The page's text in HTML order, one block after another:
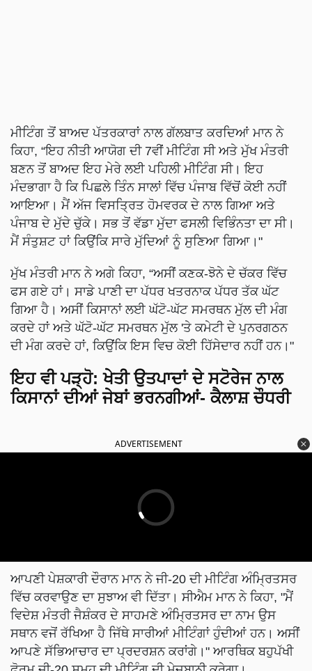
ਮੀਟਿੰਗ ਤੋਂ ਬਾਅਦ ਪੱਤਰਕਾਰਾਂ ਨਾਲ ਗੱਲਬਾਤ ਕਰਦਿਆਂ ਮਾਨ ਨੇ
ਕਿਹਾ, “ਇਹ ਨੀਤੀ ਆਯੋਗ ਦੀ 7ਵੀਂ ਮੀਟਿੰਗ ਸੀ ਅਤੇ ਮੁੱਖ ਮੰਤਰੀ
ਬਣਨ ਤੋਂ ਬਾਅਦ ਇਹ ਮੇਰੇ ਲਈ ਪਹਿਲੀ ਮੀਟਿੰਗ ਸੀ। ਇਹ
ਮੰਦਭਾਗਾ ਹੈ ਕਿ ਪਿਛਲੇ ਤਿੰਨ ਸਾਲਾਂ ਵਿੱਚ ਪੰਜਾਬ ਵਿੱਚੋਂ ਕੋਈ ਨਹੀਂ
ਆਇਆ। ਮੈਂ ਅੱਜ ਵਿਸਤ੍ਰਿਤ ਹੋਮਵਰਕ ਦੇ ਨਾਲ ਗਿਆ ਅਤੇ
ਪੰਜਾਬ ਦੇ ਮੁੱਦੇ ਚੁੱਕੇ। ਸਭ ਤੋਂ ਵੱਡਾ ਮੁੱਦਾ ਫਸਲੀ ਵਿਭਿੰਨਤਾ ਦਾ ਸੀ।
ਮੈਂ ਸੰਤੁਸ਼ਟ ਹਾਂ ਕਿਉਂਕਿ ਸਾਰੇ ਮੁੱਦਿਆਂ ਨੂੰ ਸੁਣਿਆ ਗਿਆ।"
ਮੁੱਖ ਮੰਤਰੀ ਮਾਨ ਨੇ ਅਗੇ ਕਿਹਾ, “ਅਸੀਂ ਕਣਕ-ਝੋਨੇ ਦੇ ਚੱਕਰ ਵਿੱਚ
ਫਸ ਗਏ ਹਾਂ। ਸਾਡੇ ਪਾਣੀ ਦਾ ਪੱਧਰ ਖਤਰਨਾਕ ਪੱਧਰ ਤੱਕ ਘੱਟ
ਗਿਆ ਹੈ। ਅਸੀਂ ਕਿਸਾਨਾਂ ਲਈ ਘੱਟੋ-ਘੱਟ ਸਮਰਥਨ ਮੁੱਲ ਦੀ ਮੰਗ
ਕਰਦੇ ਹਾਂ ਅਤੇ ਘੱਟੋ-ਘੱਟ ਸਮਰਥਨ ਮੁੱਲ 'ਤੇ ਕਮੇਟੀ ਦੇ ਪੁਨਰਗਠਨ
ਦੀ ਮੰਗ ਕਰਦੇ ਹਾਂ, ਕਿਉਂਕਿ ਇਸ ਵਿਚ ਕੋਈ ਹਿੱਸੇਦਾਰ ਨਹੀਂ ਹਨ।"
ਇਹ ਵੀ ਪੜ੍ਹੋ: ਖੇਤੀ ਉਤਪਾਦਾਂ ਦੇ ਸਟੋਰੇਜ ਨਾਲ
ਕਿਸਾਨਾਂ ਦੀਆਂ ਜੇਬਾਂ ਭਰਨਗੀਆਂ- ਕੈਲਾਸ਼ ਚੌਧਰੀ
ਆਪਣੀ ਪੇਸ਼ਕਾਰੀ ਦੌਰਾਨ ਮਾਨ ਨੇ ਜੀ-20 ਦੀ ਮੀਟਿੰਗ ਅੰਮ੍ਰਿਤਸਰ
ਵਿੱਚ ਕਰਵਾਉਣ ਦਾ ਸੁਝਾਅ ਵੀ ਦਿੱਤਾ। ਸੀਐਮ ਮਾਨ ਨੇ ਕਿਹਾ, "ਮੈਂ
ਵਿਦੇਸ਼ ਮੰਤਰੀ ਜੈਸ਼ੰਕਰ ਦੇ ਸਾਹਮਣੇ ਅੰਮ੍ਰਿਤਸਰ ਦਾ ਨਾਮ ਉਸ
ਸਥਾਨ ਵਜੋਂ ਰੱਖਿਆ ਹੈ ਜਿੱਥੇ ਸਾਰੀਆਂ ਮੀਟਿੰਗਾਂ ਹੁੰਦੀਆਂ ਹਨ। ਅਸੀਂ
ਆਪਣੇ ਸੱਭਿਆਚਾਰ ਦਾ ਪ੍ਰਦਰਸ਼ਨ ਕਰਾਂਗੇ।" ਆਰਥਿਕ ਬਹੁਪੱਖੀ
ਫੋਰਮ ਜੀ-20 ਸਮੂਹ ਦੀ ਮੀਟਿੰਗ ਦੀ ਮੇਜ਼ਬਾਨੀ ਕਰੇਗਾ।